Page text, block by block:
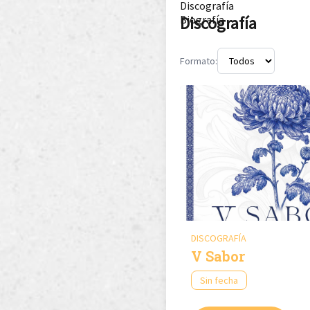
Discografía
Biografía
Discografía
Formato:
DISCOGRAFÍA
V Sabor
Sin fecha